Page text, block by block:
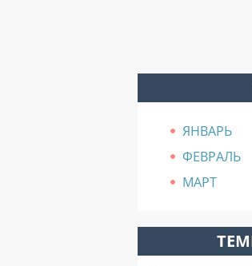
ЯНВАРЬ
ФЕВРАЛЬ
МАРТ